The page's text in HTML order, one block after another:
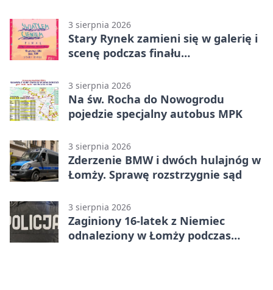
3 sierpnia 2026
Stary Rynek zamieni się w galerię i
scenę podczas finału
3 sierpnia 2026
Na św. Rocha do Nowogrodu
pojedzie specjalny autobus MPK
3 sierpnia 2026
Zderzenie BMW i dwóch hulajnóg w
Łomży. Sprawę rozstrzygnie sąd
3 sierpnia 2026
Zaginiony 16-latek z Niemiec
odnaleziony w Łomży podczas